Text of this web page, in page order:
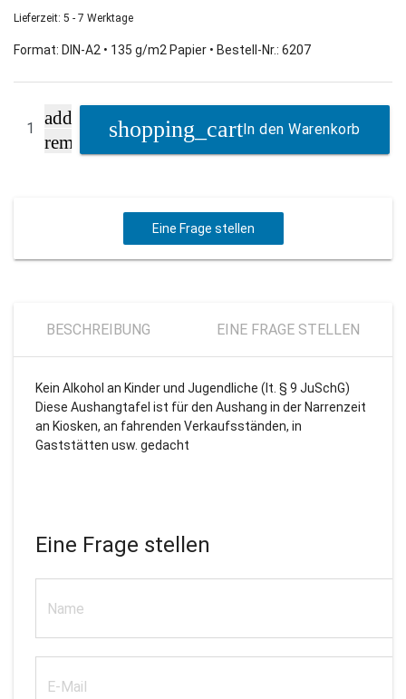
Lieferzeit: 5 - 7 Werktage
Format: DIN-A2 • 135 g/m2 Papier • Bestell-Nr.: 6207
add
remove
In den Warenkorb
Eine Frage stellen
BESCHREIBUNG EINE FRAGE STELLEN
Kein Alkohol an Kinder und Jugendliche (lt. § 9 JuSchG)
Diese Aushangtafel ist für den Aushang in der Narrenzeit
an Kiosken, an fahrenden Verkaufsständen, in
Gaststätten usw. gedacht
Eine Frage stellen